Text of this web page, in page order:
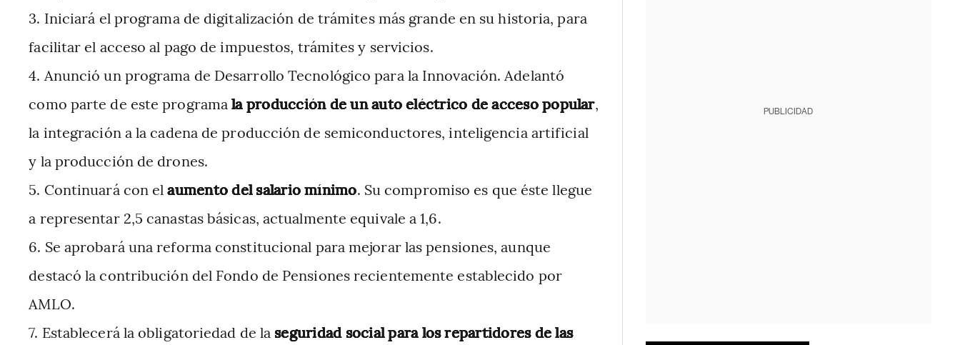
Iniciará el programa de digitalización de trámites más grande en su historia, para
facilitar el acceso al pago de impuestos, trámites y servicios.
Anunció un programa de Desarrollo Tecnológico para la Innovación. Adelantó
como parte de este programa la producción de un auto eléctrico de acceso popular,
la integración a la cadena de producción de semiconductores, inteligencia artificial
y la producción de drones.
Continuará con elaumento del salario mínimo. Su compromiso es que éste llegue
a representar 2,5 canastas básicas, actualmente equivale a 1,6.
Se aprobará una reforma constitucional para mejorar las pensiones, aunque
destacó la contribución del Fondo de Pensiones recientemente establecido por
AMLO.
Establecerá la obligatoriedad de la seguridad social para los repartidores de las
PUBLICIDAD